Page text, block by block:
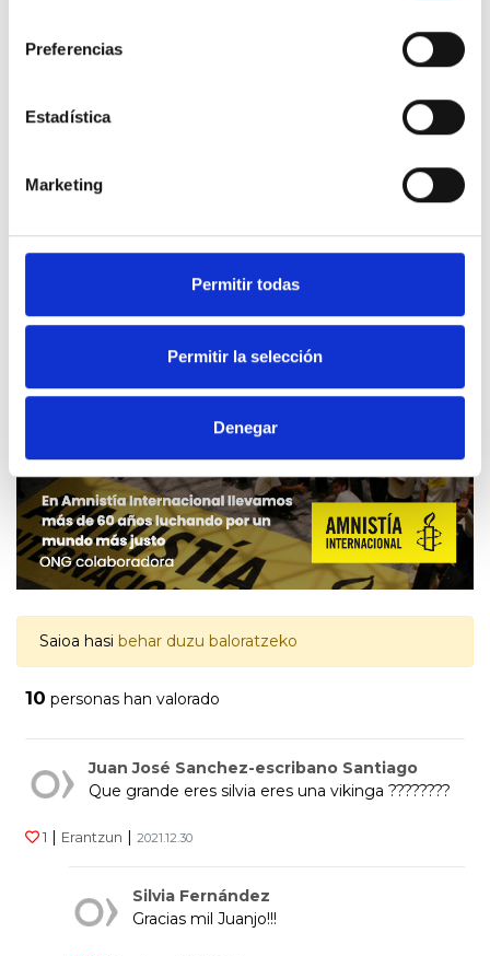
Preferencias
Estadística
Marketing
Permitir todas
Permitir la selección
Denegar
la necesidad que hay de
invertir a favor de la figura del psicooncólogo
. En mi
mensual (una consulta al mes). A día de hoy sigo teniendo
este apoyo y, de momento, y para mí, es suficiente. Sin
transita por una situación similar a la mía este seguimiento
de una consulta cada 30 días no basta.
Finalmente,quiero poner de manifiesto la enorme
demora que hay en la Seguridad Social para solicitar
según qué pruebas ginecológicas, en este caso,
puedan tratar a tiempo. No estaría de más empezar a
realizar mastectomías de prevención en mujeres de menos
prevenir futuros diagnósticos graves, si luego no me dan
cita para las pruebas correspondientes hasta pasados 6
Saioa hasi behar duzu baloratzeko
10 personas han valorado
Juan José Sanchez-escribano Santiago
Que grande eres silvia eres una vikinga ????????
1 | Erantzun | 2021.12.30
Silvia Fernández
Gracias mil Juanjo!!!